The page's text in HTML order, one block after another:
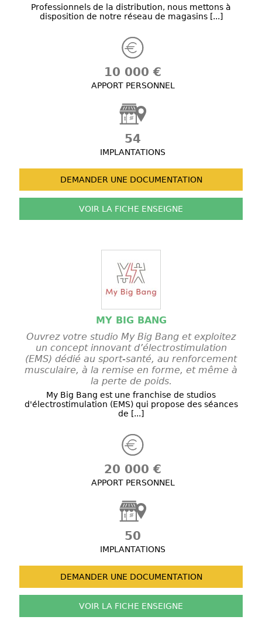
Professionnels de la distribution, nous mettons à
disposition de notre réseau de magasins [...]
10 000 €
APPORT PERSONNEL
54
IMPLANTATIONS
DEMANDER UNE DOCUMENTATION
VOIR LA FICHE ENSEIGNE
MY BIG BANG
Ouvrez votre studio My Big Bang et exploitez
un concept innovant d’électrostimulation
(EMS) dédié au sport-santé, au renforcement
musculaire, à la remise en forme, et même à
la perte de poids.
My Big Bang est une franchise de studios
d'électrostimulation (EMS) qui propose des séances
de [...]
20 000 €
APPORT PERSONNEL
50
IMPLANTATIONS
DEMANDER UNE DOCUMENTATION
VOIR LA FICHE ENSEIGNE